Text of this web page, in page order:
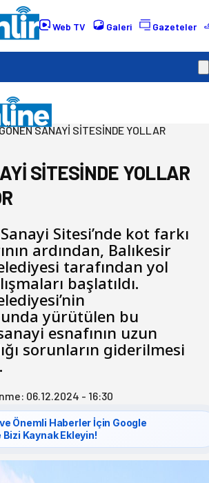
Web TV Galeri Gazeteler
SANAYİ SİTESİNDE YOLLAR
SİTESİNDE YOLLAR
Sitesi’nde kot farkı
ardından, Balıkesir
tarafından yol
başlatıldı.
yürütülen bu
esnafının uzun
sorunların giderilmesi
06.12.2024 - 16:30
Önemli Haberler İçin Google
Kaynak Ekleyin!